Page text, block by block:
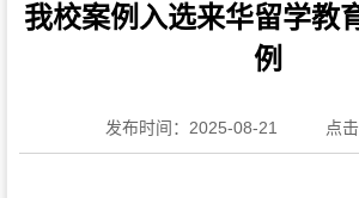
我校案例入选来华留学教
例
发布时间：2025-08-21 点